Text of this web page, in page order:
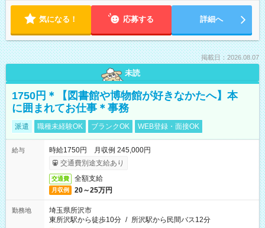
気になる！ 応募する 詳細へ
掲載日：2026.08.07
未読
1750円＊【図書館や博物館が好きなかたへ】本
に囲まれてお仕事＊事務
派遣 職種未経験OK ブランクOK WEB登録・面接OK
給与
時給1750円 月収例 245,000円
交通費別途支給あり
交通費 全額支給
月収例 20～25万円
勤務地
埼玉県所沢市
東所沢駅から徒歩10分 / 所沢駅から民間バス12分